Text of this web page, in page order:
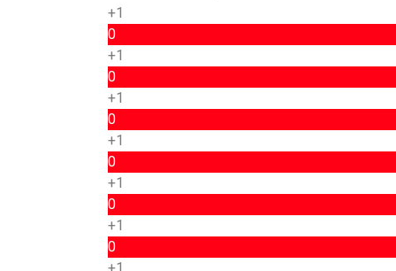
+1
0
+1
0
+1
0
+1
0
+1
0
+1
0
+1